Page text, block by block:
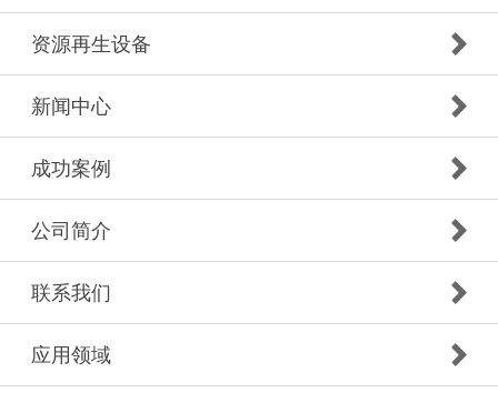
资源再生设备
新闻中心
成功案例
公司简介
联系我们
应用领域